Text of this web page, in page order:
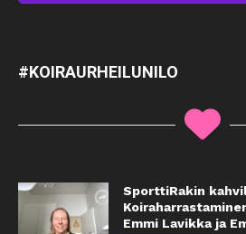
#KOIRAURHEILUNILO
SporttiRakin
Emmi Lavikka ja